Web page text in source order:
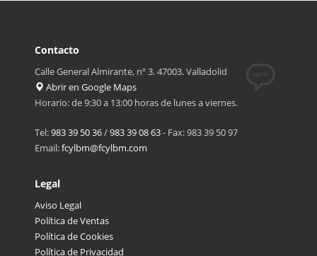
Contacto
Calle General Almirante, nº 3. 47003. Valladolid
Abrir en Google Maps
Horario: de 9:30 a 13:00 horas de lunes a viernes.
Tel:983 39 50 36/983 39 08 63- Fax: 983 39 50 97
Email:fcylbm@fcylbm.com
Legal
Aviso Legal
Política de Ventas
Política de Cookies
Política de Privacidad